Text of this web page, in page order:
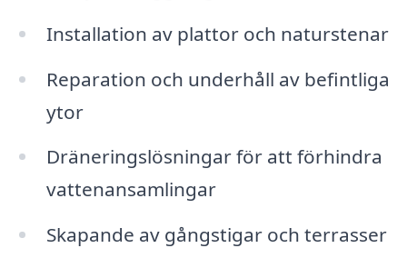
Installation av plattor och naturstenar
Reparation och underhåll av befintliga
ytor
Dräneringslösningar för att förhindra
vattenansamlingar
Skapande av gångstigar och terrasser